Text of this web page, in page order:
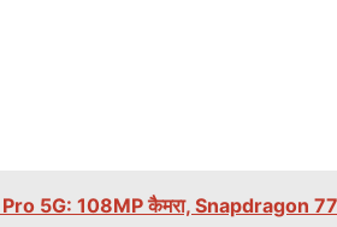
5G: 108MP कैमरा, Snapdragon